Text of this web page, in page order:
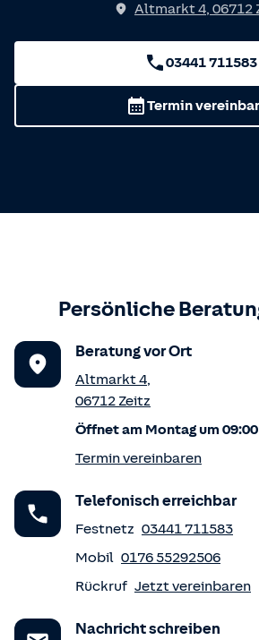
Altmarkt 4, 06712
03441 711583
Termin
Persönliche
Beratung vor Ort
Altmarkt 4,
06712Zeitz
Öffnet am Montag um 09:00
Termin vereinbaren
Telefonisch erreichbar
Festnetz 03441 711583
Mobil 0176 55292506
Rückruf Jetzt vereinbaren
Nachricht schreiben